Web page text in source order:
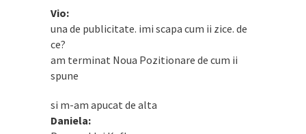
Vio:
una de publicitate. imi scapa cum ii zice. de
ce?
am terminat Noua Pozitionare de cum ii
spune
si m-am apucat de alta
Daniela: